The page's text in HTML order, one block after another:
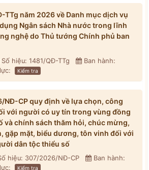
TTg năm 2026 về Danh mục dịch vụ
Ngân sách Nhà nước trong lĩnh
nghệ do Thủ tướng Chính phủ ban
Số hiệu: 1481/QĐ-TTg
Ban hành:
Kiểm tra
NĐ-CP quy định về lựa chọn, công
với người có uy tín trong vùng đồng
và chính sách thăm hỏi, chúc mừng,
gặp mặt, biểu dương, tôn vinh đối với
dân tộc thiểu số
hiệu: 307/2026/NĐ-CP
Ban hành:
Kiểm tra